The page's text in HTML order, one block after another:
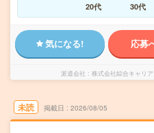
20代
30代
気になる! 応募
派遣会社 株式会社綜合キャリ
未読 掲載日 2026/08/05